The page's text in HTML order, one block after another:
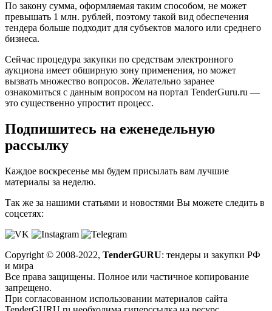
По закону сумма, оформляемая таким способом, не может
превышать 1 млн. рублей, поэтому такой вид обеспечения
тендера больше подходит для субъектов малого или среднего
бизнеса.
Сейчас процедура закупки по средствам электронного
аукциона имеет обширную зону применения, но может
вызвать множество вопросов. Желательно заранее
ознакомиться с данным вопросом на портал TenderGuru.ru —
это существенно упростит процесс.
Подпишитесь на еженедельную
рассылку
Каждое воскресенье мы будем присылать вам лучшие
материалы за неделю.
Так же за нашими статьями и новостями Вы можете следить в
соцсетях:
Copyright © 2008-2022, TenderGURU: тендеры и закупки РФ
и мира
Все права защищены. Полное или частичное копирование
запрещено.
При согласованном использовании материалов сайта